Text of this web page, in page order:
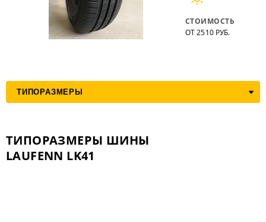
СТОИМОСТЬ
ОТ 2510 РУБ.
ТИПОРАЗМЕРЫ ШИНЫ
LAUFENN LK41